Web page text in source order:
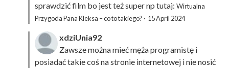
sprawdzić film bo jest też super np tutaj: Wirtualna
Przygoda Pana Kleksa – co to takiego? · 15 April 2024
xdziUnia92
Zawsze można mieć męża programistę i
posiadać takie coś na stronie internetowej i nie nosić